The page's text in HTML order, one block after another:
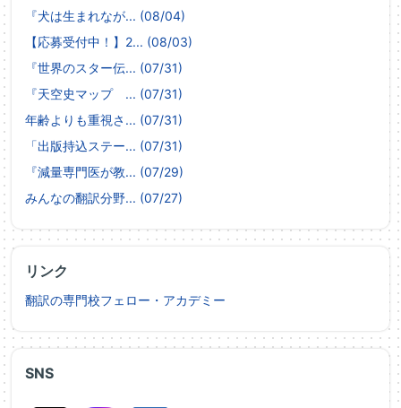
SNS
『犬は生まれなが... (08/04)
【応募受付中！】2... (08/03)
『世界のスター伝... (07/31)
『天空史マップ ... (07/31)
年齢よりも重視さ... (07/31)
「出版持込ステー... (07/31)
『減量専門医が教... (07/29)
みんなの翻訳分野... (07/27)
リンク
翻訳の専門校フェロー・アカデミー